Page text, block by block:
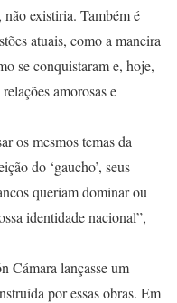
não existiria. Também é
atuais, como a maneira
se conquistaram e, hoje,
amorosas e
os mesmos temas da
do ‘gaucho’, seus
queriam dominar ou
identidade nacional”,
Cámara lançasse um
por essas obras. Em